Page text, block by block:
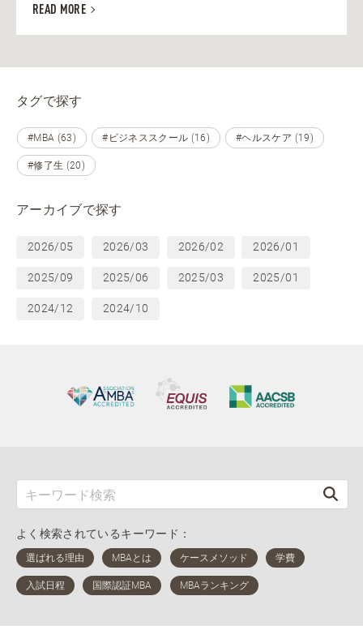
READ MORE
タグで探す
#MBA (63) #ビジネススクール (16) #ヘルスケア (19)
#修了生 (20)
アーカイブで探す
2026/05 2026/03 2026/02 2026/01
2025/09 2025/06 2025/03 2025/01
2024/12 2024/10
よく検索されているキーワード：